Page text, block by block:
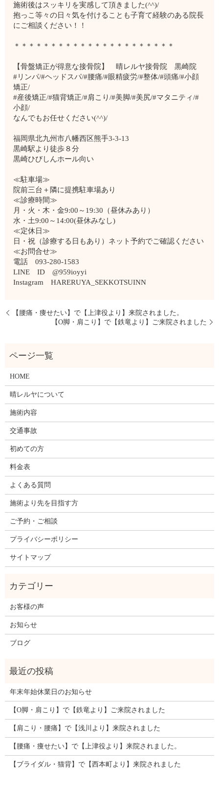
施術後はスッキリを実感して頂きました(^^)/
抱っこ等々の日々気を付けることも子育て経験のある院長
にご相談ください！！
＊＊＊＊＊＊＊＊＊＊＊＊＊＊＊＊＊＊＊＊＊＊
【骨盤矯正が得意な接骨院】 晴レルヤ接骨院 黒崎院
#リンパ/#ヘッドスパ/#腰痛/#眼精疲労/#整体/#頭痛/#小顔
矯正/
#産後矯正/#猫背矯正/#肩こり/#美脚/#美尻/#マタニティ/#
小顔/
なんでもお任せください(^^)/
福岡県北九州市八幡西区熊手3-3-13
黒崎駅より徒歩８分
黒崎ひびしんホール向い
≪駐車場≫
院前三台＋隣に提携駐車場あり
≪診療時間≫
月・火・木・金9:00～19:30（昼休みあり）
水・土9:00～14:00(昼休みなし)
≪定休日≫
日・祝（診療する日もあり）ネット予約でご確認ください
≪お問合せ≫
電話 093-280-1583
LINE ID @959ioyyi
Instagram HARERUYA_SEKKOTSUINN
【腰痛・痩せたい】で【上津役より】来院されました。
【O脚・肩こり】で【鉄竜より】ご来院されました
HOME
晴レルヤについて
施術内容
交通事故
初めての方
料金表
よくある質問
施術より先を目指す方
ご予約・ご相談
プライバシーポリシー
サイトマップ
お客様の声
お知らせ
ブログ
年末年始休業日のお知らせ
【O脚・肩こり】で【鉄竜より】ご来院されました
【肩こり・腰痛】で【浅川より】来院されました
【腰痛・痩せたい】で【上津役より】来院されました。
【ブライダル・猫背】で【西本町より】来院されました